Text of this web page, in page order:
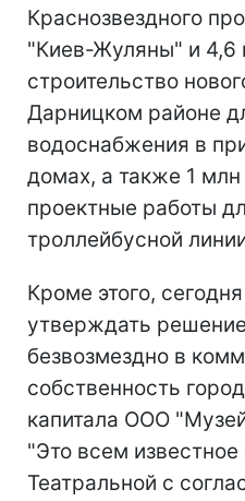
Краснозвездного
"Киев-Жуляны" и 4,6
строительство
Дарницком районе
водоснабжения в
домах, а также 1
проектные работы
троллейбусной
Кроме этого, сегодня
утверждать
безвозмездно в
собственность
капитала ООО
"Это всем известное
Театральной с